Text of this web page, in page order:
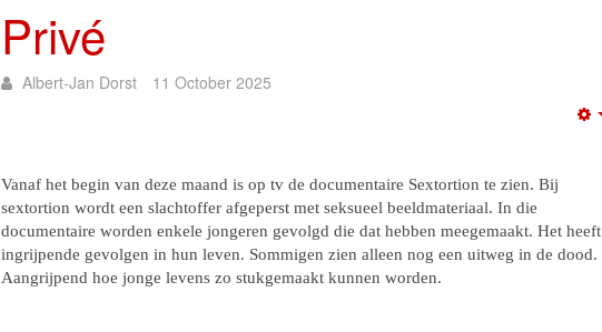
Privé
Albert-Jan Dorst 11 October 2025
Vanaf het begin van deze maand is op tv de documentaire Sextortion te zien. Bij
sextortion wordt een slachtoffer afgeperst met seksueel beeldmateriaal. In die
documentaire worden enkele jongeren gevolgd die dat hebben meegemaakt. Het heeft
ingrijpende gevolgen in hun leven. Sommigen zien alleen nog een uitweg in de dood.
Aangrijpend hoe jonge levens zo stukgemaakt kunnen worden.